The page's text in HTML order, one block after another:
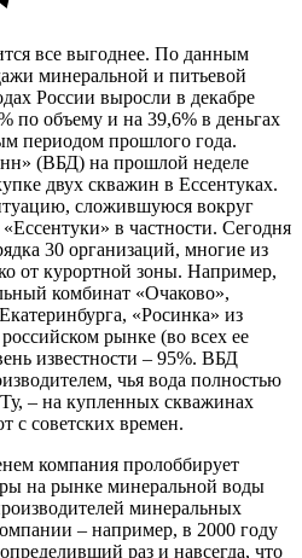
все выгоднее. По данным
минеральной и питьевой
России выросли в декабре
по объему и на 39,6% в деньгах
периодом прошлого года.
(ВБД) на прошлой неделе
двух скважин в Ессентуках.
сложившуюся вокруг
в частности. Сегодня
30 организаций, многие из
от курортной зоны. Например,
комбинат «Очаково»,
«Росинка» из
рынке (во всех ее
известности – 95%. ВБД
чья вода полностью
– на купленных скважинах
советских времен.
компания пролоббирует
на рынке минеральной воды
минеральных
– например, в 2000 году
раз и навсегда, что